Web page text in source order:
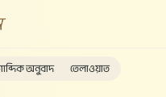
অনুবাদ তেলাওয়াত